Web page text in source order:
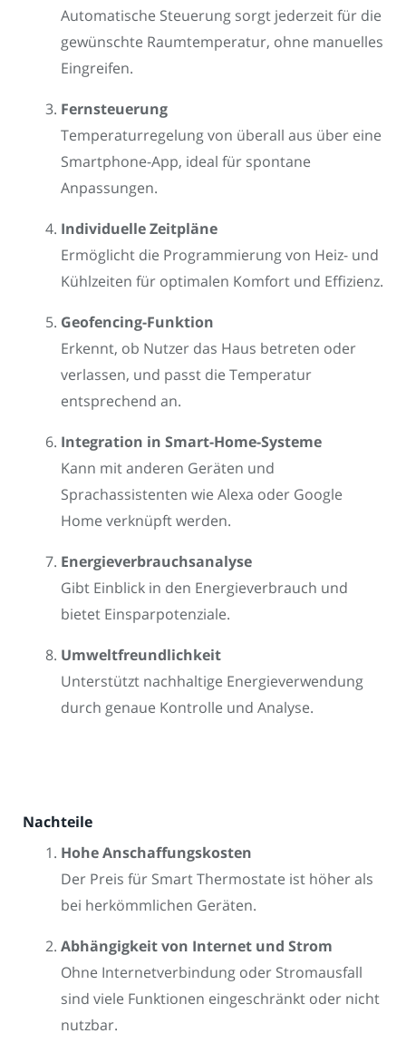
Automatische Steuerung sorgt jederzeit für die
gewünschte Raumtemperatur, ohne manuelles
Eingreifen.
Fernsteuerung
Temperaturregelung von überall aus über eine
Smartphone-App, ideal für spontane
Anpassungen.
Individuelle Zeitpläne
Ermöglicht die Programmierung von Heiz- und
Kühlzeiten für optimalen Komfort und Effizienz.
Geofencing-Funktion
Erkennt, ob Nutzer das Haus betreten oder
verlassen, und passt die Temperatur
entsprechend an.
Integration in Smart-Home-Systeme
Kann mit anderen Geräten und
Sprachassistenten wie Alexa oder Google
Home verknüpft werden.
Energieverbrauchsanalyse
Gibt Einblick in den Energieverbrauch und
bietet Einsparpotenziale.
Umweltfreundlichkeit
Unterstützt nachhaltige Energieverwendung
durch genaue Kontrolle und Analyse.
Nachteile
Hohe Anschaffungskosten
Der Preis für Smart Thermostate ist höher als
bei herkömmlichen Geräten.
Abhängigkeit von Internet und Strom
Ohne Internetverbindung oder Stromausfall
sind viele Funktionen eingeschränkt oder nicht
nutzbar.